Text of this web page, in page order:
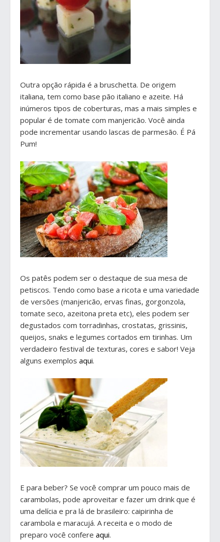
Outra opção rápida é a bruschetta. De origem
italiana, tem como base pão italiano e azeite. Há
inúmeros tipos de coberturas, mas a mais simples e
popular é de tomate com manjericão. Você ainda
pode incrementar usando lascas de parmesão. É Pá
Pum!
Os patês podem ser o destaque de sua mesa de
petiscos. Tendo como base a ricota e uma variedade
de versões (manjericão, ervas finas, gorgonzola,
tomate seco, azeitona preta etc), eles podem ser
degustados com torradinhas, crostatas, grissinis,
queijos, snaks e legumes cortados em tirinhas. Um
verdadeiro festival de texturas, cores e sabor! Veja
alguns exemplos aqui.
E para beber? Se você comprar um pouco mais de
carambolas, pode aproveitar e fazer um drink que é
uma delícia e pra lá de brasileiro: caipirinha de
carambola e maracujá. A receita e o modo de
preparo você confere aqui.